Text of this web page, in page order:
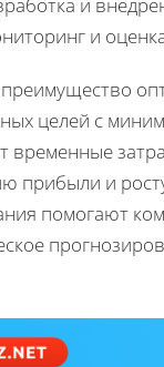
и
целей с
временные
прибыли и
помогают